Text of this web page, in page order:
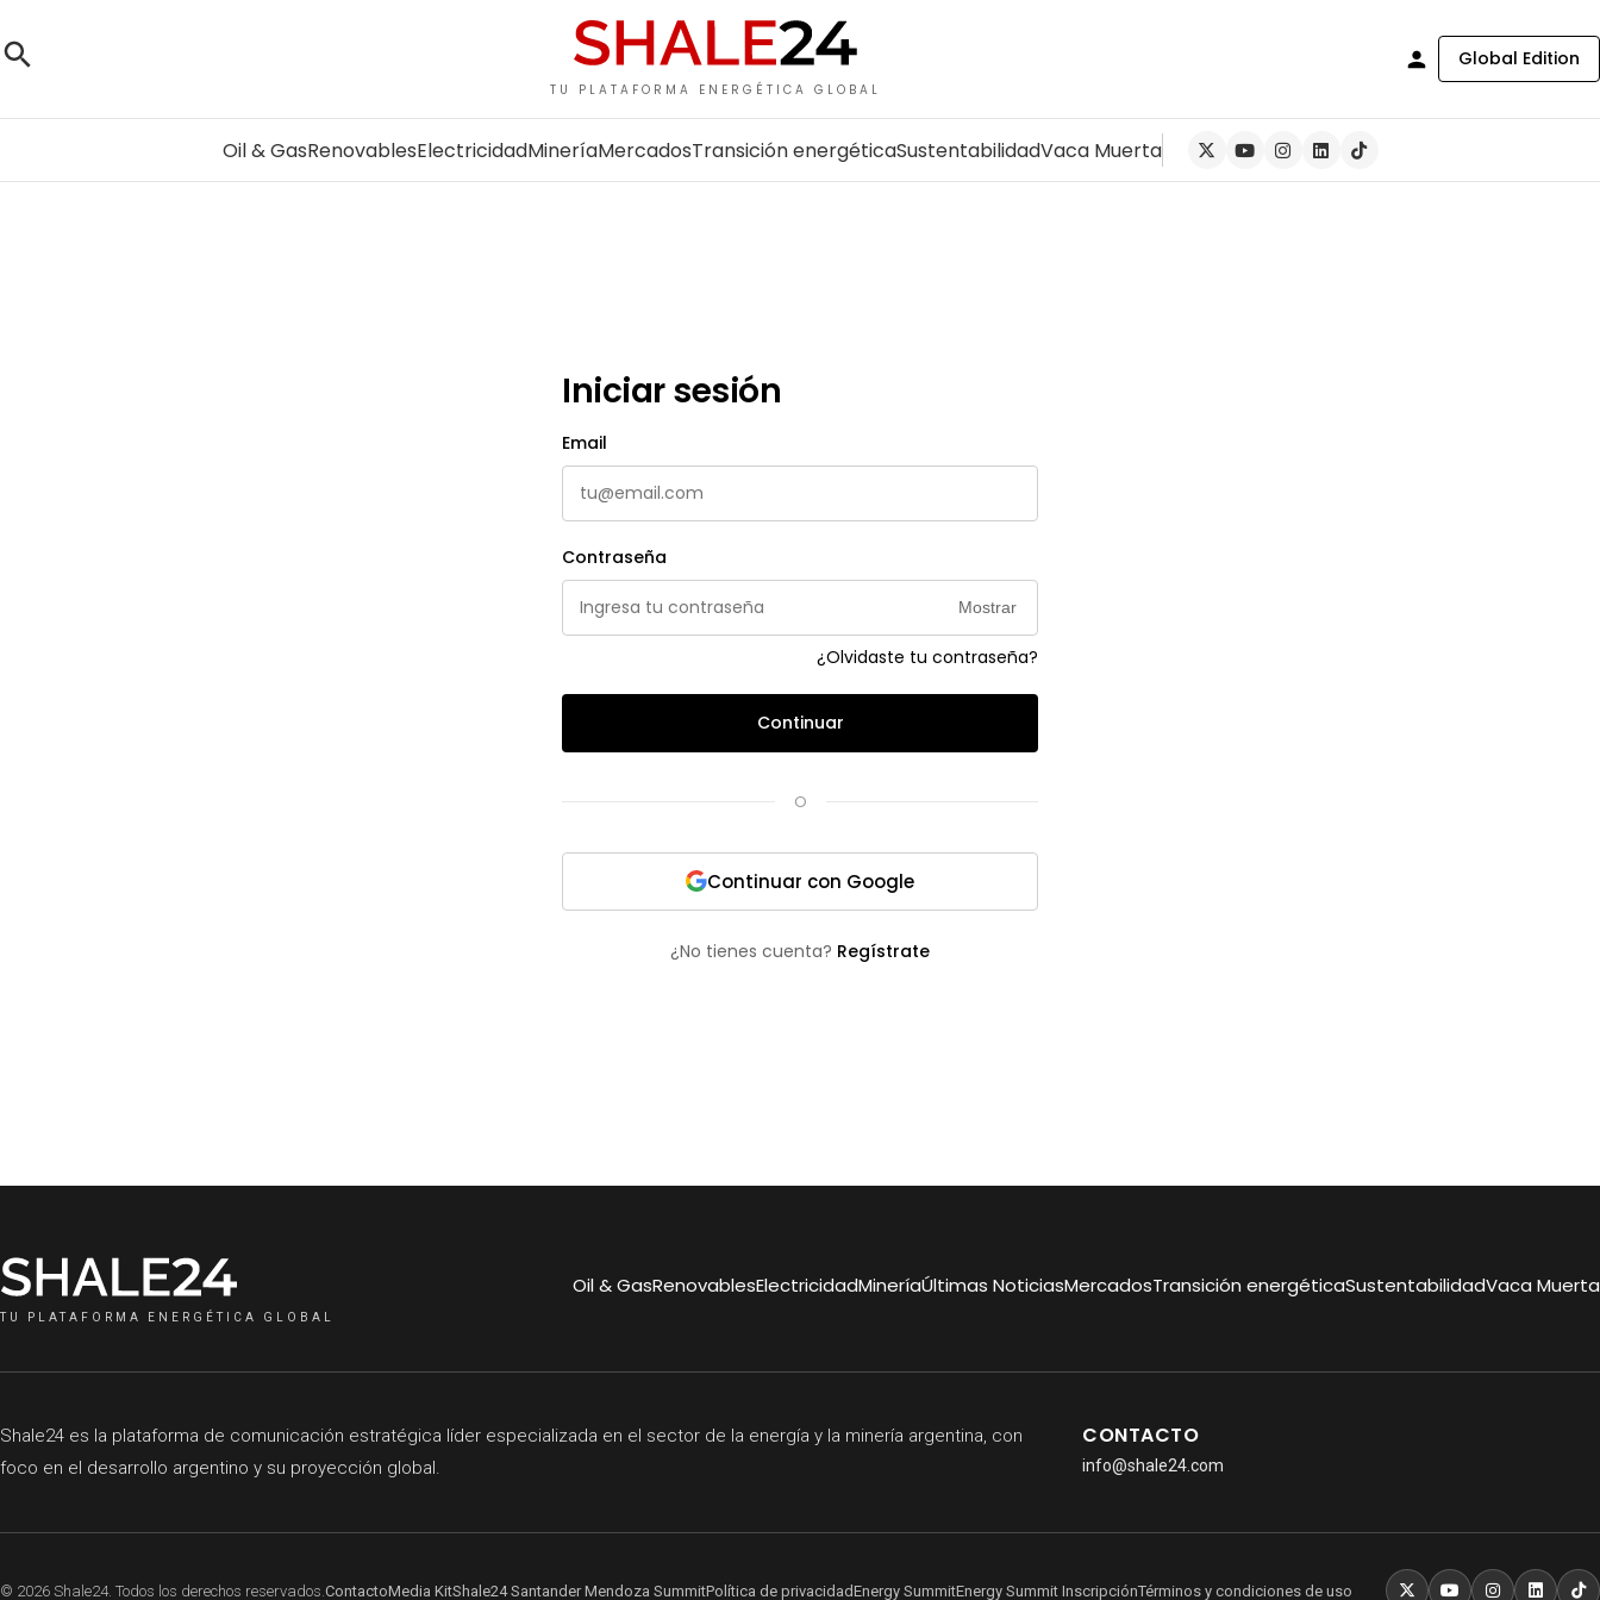
TU PLATAFORMA ENERGÉTICA GLOBAL
Global Edition
Oil & GasRenovablesElectricidadMineríaMercadosTransición energéticaSustentabilidadVaca Muerta
Iniciar sesión
Email
Contraseña
Mostrar
¿Olvidaste tu contraseña?
Continuar
O
Continuar con Google
¿No tienes cuenta? Regístrate
TU PLATAFORMA ENERGÉTICA GLOBAL
Oil & GasRenovablesElectricidadMineríaÚltimas NoticiasMercadosTransición energéticaSustentabilidadVaca Muerta
Shale24 es la plataforma de comunicación estratégica líder especializada en el sector de la energía y la minería argentina, con
foco en el desarrollo argentino y su proyección global.
CONTACTO
info@shale24.com
© 2026 Shale24. Todos los derechos reservados. ContactoMedia KitShale24 Santander Mendoza SummitPolítica de privacidadEnergy SummitEnergy Summit InscripciónTérminos y condiciones de uso